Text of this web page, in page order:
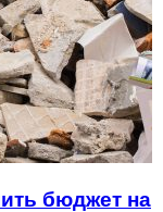
бюджет на